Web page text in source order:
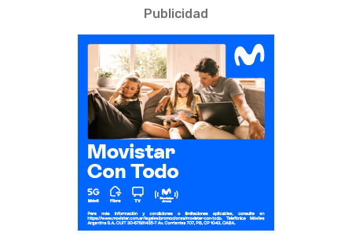
Publicidad